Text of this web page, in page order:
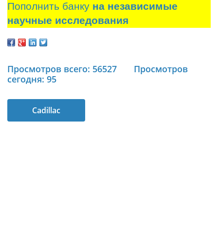
Пополнить банку на независимые
научные исследования
Просмотров всего: 56527
Просмотров
сегодня: 95
Cadillac